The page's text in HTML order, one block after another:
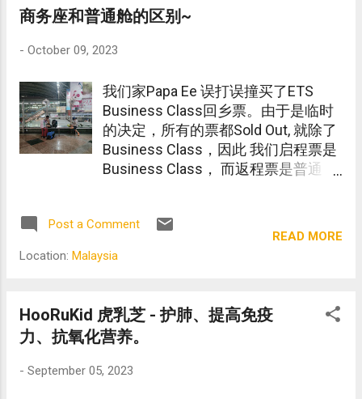
商务座和普通舱的区别~
- October 09, 2023
我们家Papa Ee 误打误撞买了ETS
Business Class回乡票。由于是临时
的决定，所有的票都Sold Out, 就除了
Business Class，因此 我们启程票是
Business Class， 而返程票是普通
Post a Comment
Location: Malaysia
READ MORE
HooRuKid 虎乳芝 - 护肺、提高免疫
力、抗氧化营养。
- September 05, 2023